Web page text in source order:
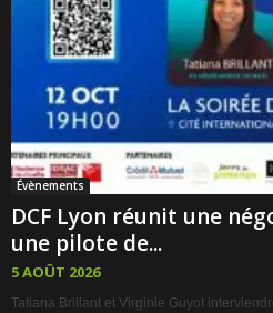
Évènements
DCF Lyon réunit une
une pilote de...
5 AOÛT 2026
Tatiana Brillant et Virginie Guyot